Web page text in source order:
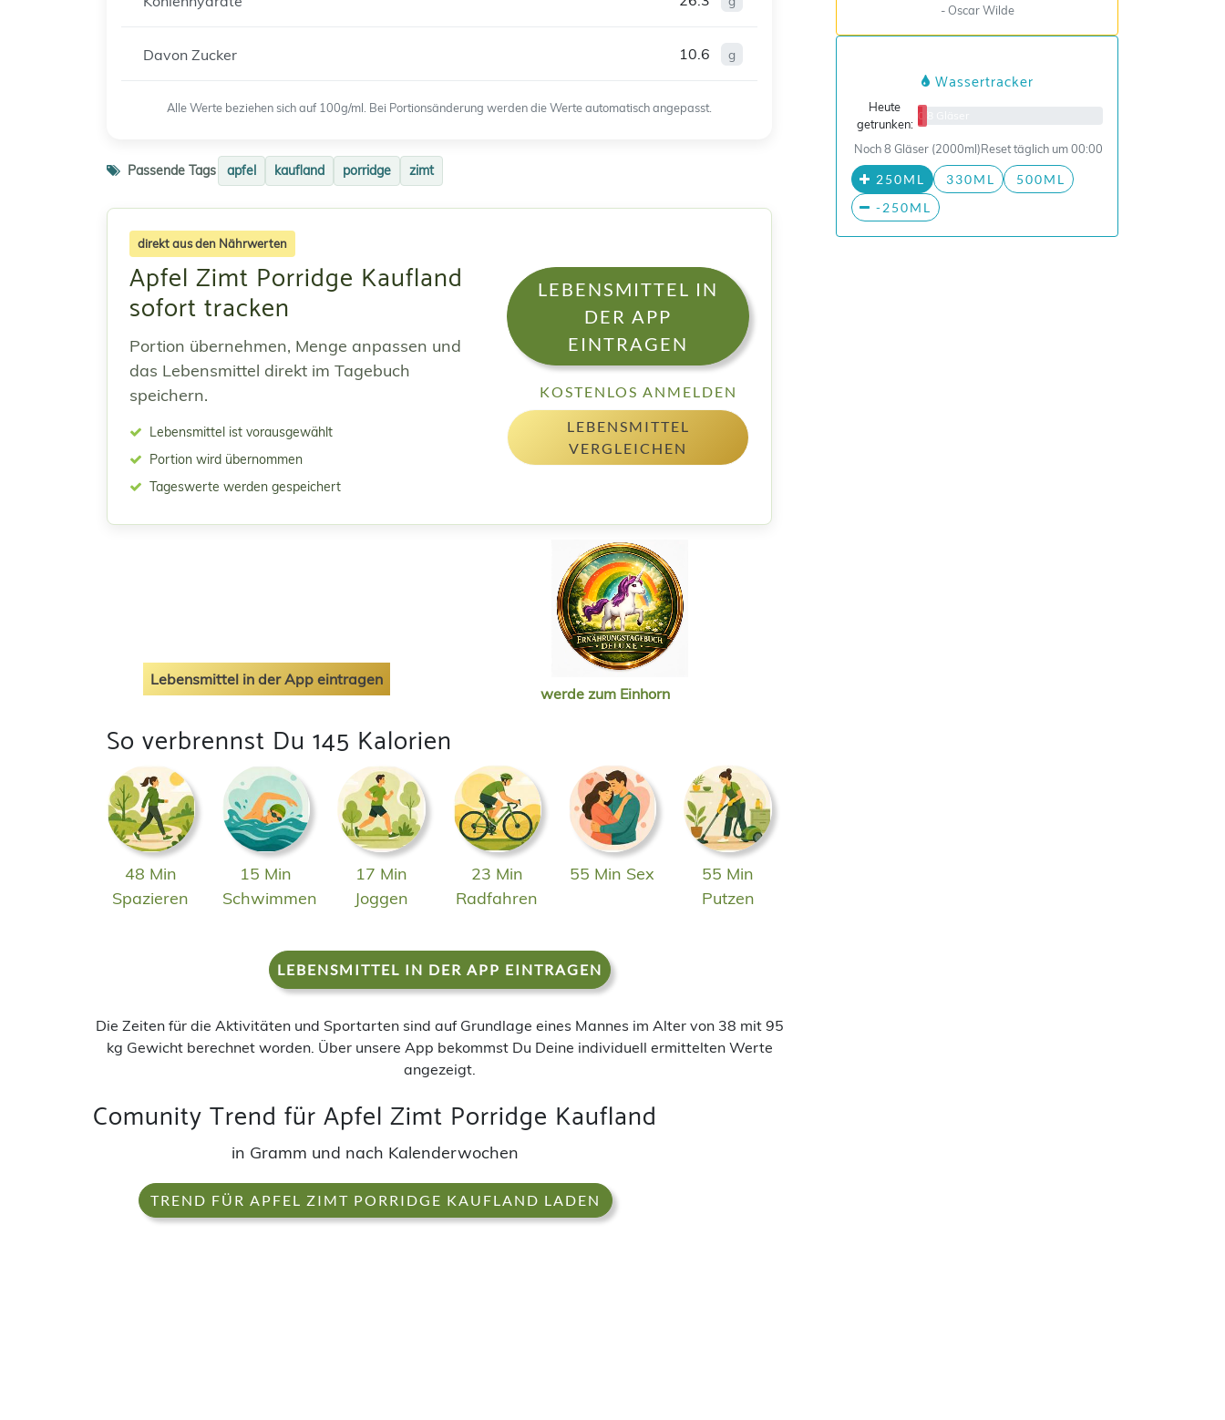
Davon Zucker 10.6 g
Alle Werte beziehen sich auf 100g/ml. Bei Portionsänderung werden die Werte automatisch angepasst.
Passende Tags apfel kaufland porridge zimt
direkt aus den Nährwerten
Apfel Zimt Porridge Kaufland
sofort tracken
Portion übernehmen, Menge anpassen und
das Lebensmittel direkt im Tagebuch
speichern.
Lebensmittel ist vorausgewählt
Portion wird übernommen
Tageswerte werden gespeichert
LEBENSMITTEL IN
DER APP
EINTRAGEN
KOSTENLOS ANMELDEN
LEBENSMITTEL
VERGLEICHEN
Lebensmittel in der App eintragen
werde zum Einhorn
So verbrennst Du 145 Kalorien
48 Min
Spazieren
15 Min
Schwimmen
17 Min
Joggen
23 Min
Radfahren
55 Min Sex
55 Min
Putzen
LEBENSMITTEL IN DER APP EINTRAGEN
Die Zeiten für die Aktivitäten und Sportarten sind auf Grundlage eines Mannes im Alter von 38 mit 95
kg Gewicht berechnet worden. Über unsere App bekommst Du Deine individuell ermittelten Werte
angezeigt.
Comunity Trend für Apfel Zimt Porridge Kaufland
in Gramm und nach Kalenderwochen
TREND FÜR APFEL ZIMT PORRIDGE KAUFLAND LADEN
- Oscar Wilde
Wassertracker
Heute
getrunken:
0/8 Gläser
Noch 8 Gläser (2000ml)Reset täglich um 00:00
250ML 330ML
500ML
-250ML